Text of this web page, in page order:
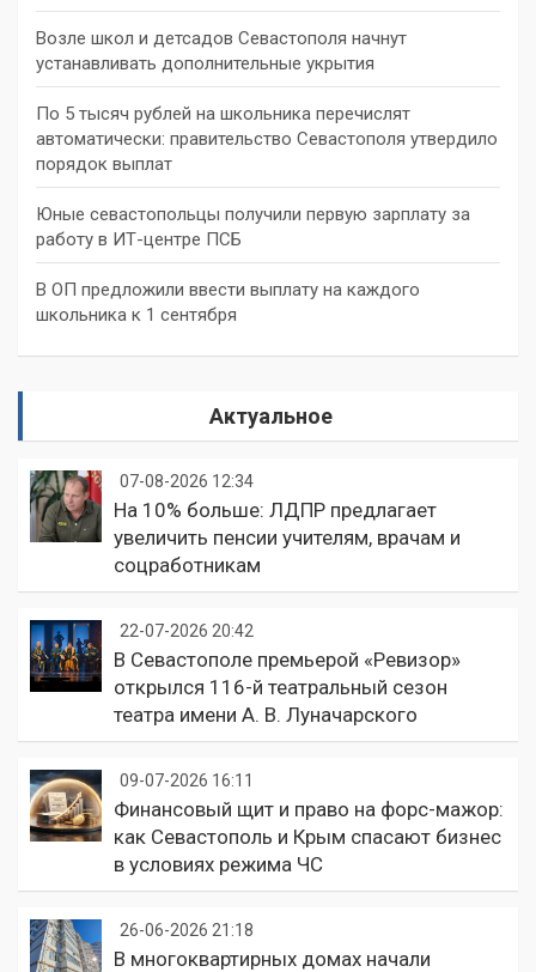
Возле школ и детсадов Севастополя начнут
устанавливать дополнительные укрытия
По 5 тысяч рублей на школьника перечислят
автоматически: правительство Севастополя утвердило
порядок выплат
Юные севастопольцы получили первую зарплату за
работу в ИТ-центре ПСБ
В ОП предложили ввести выплату на каждого
школьника к 1 сентября
Актуальное
07-08-2026 12:34
На 10% больше: ЛДПР предлагает
увеличить пенсии учителям, врачам и
соцработникам
22-07-2026 20:42
В Севастополе премьерой «Ревизор»
открылся 116-й театральный сезон
театра имени А. В. Луначарского
09-07-2026 16:11
Финансовый щит и право на форс-мажор:
как Севастополь и Крым спасают бизнес
в условиях режима ЧС
26-06-2026 21:18
В многоквартирных домах начали